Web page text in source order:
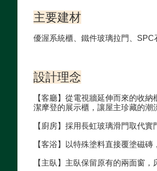
主要建材
優渥系統櫃、鐵件玻璃拉門、SPC
設計理念
【客廳】從電視牆延伸而來的收
潔摩登的展示櫃，讓屋主珍藏的潮
【廚房】採用長虹玻璃滑門取代
【客浴】以特殊塗料直接覆塗磁
【主臥】主臥保留原有的兩面窗